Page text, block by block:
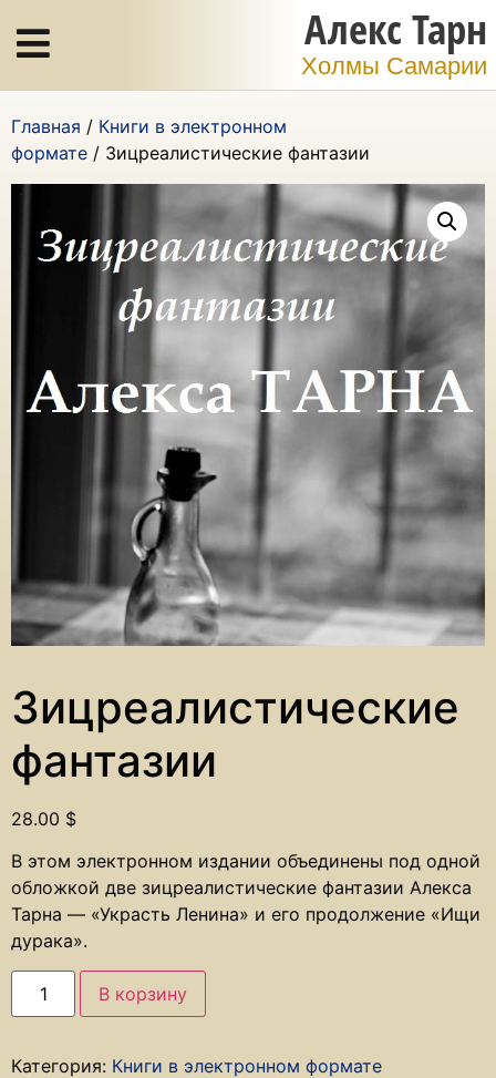
Алекс Тарн
Холмы Самарии
Главная / Книги в электронном
формате / Зицреалистические фантазии
Зицреалистические
фантазии
28.00 $
В этом электронном издании объединены под одной
обложкой две зицреалистические фантазии Алекса
Тарна — «Украсть Ленина» и его продолжение «Ищи
дурака».
В корзину
Категория: Книги в электронном формате